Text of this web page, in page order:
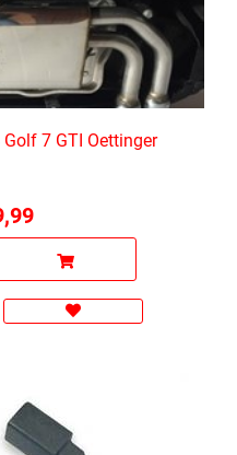
7 GTI Oettinger